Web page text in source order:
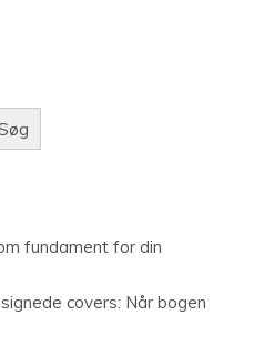
fundament for din
covers: Når bogen